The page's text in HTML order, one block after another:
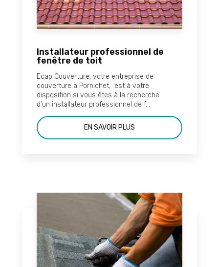
Installateur professionnel de
fenêtre de toit
Ecap Couverture, votre entreprise de
couverture à Pornichet, est à votre
disposition si vous êtes à la recherche
d’un installateur professionnel de f...
EN SAVOIR PLUS